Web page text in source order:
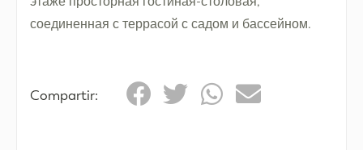
соединенная с террасой с садом и бассейном.
Compartir: